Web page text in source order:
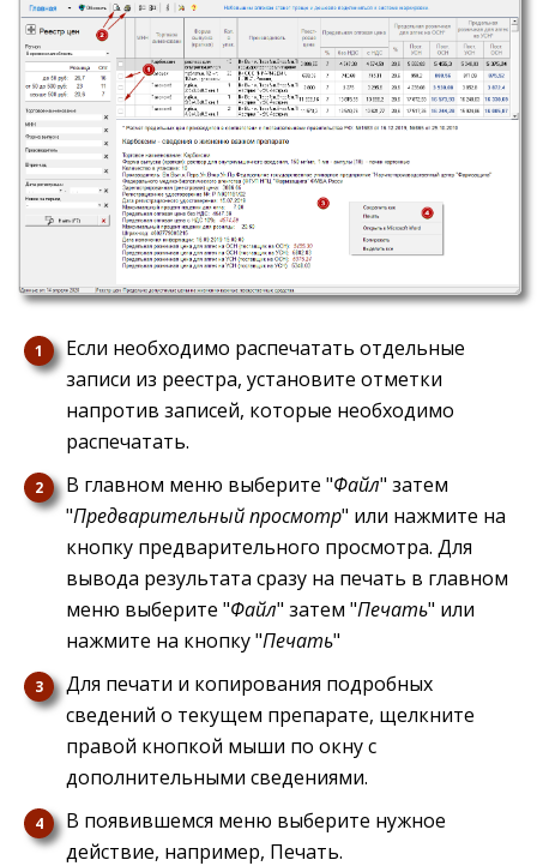
Если необходимо распечатать отдельные
записи из реестра, установите отметки
напротив записей, которые необходимо
распечатать.
В главном меню выберите "Файл" затем
"Предварительный просмотр" или нажмите на
кнопку предварительного просмотра. Для
вывода результата сразу на печать в главном
меню выберите "Файл" затем "Печать" или
нажмите на кнопку "Печать"
Для печати и копирования подробных
сведений о текущем препарате, щелкните
правой кнопкой мыши по окну с
дополнительными сведениями.
В появившемся меню выберите нужное
действие, например, Печать.